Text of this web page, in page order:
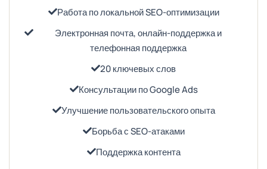
Работа по локальной SEO-оптимизации
Электронная почта, онлайн-поддержка и
телефонная поддержка
20 ключевых слов
Консультации по Google Ads
Улучшение пользовательского опыта
Борьба с SEO-атаками
Поддержка контента